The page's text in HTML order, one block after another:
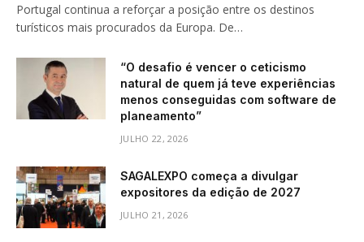
Portugal continua a reforçar a posição entre os destinos
turísticos mais procurados da Europa. De…
“O desafio é vencer o ceticismo
natural de quem já teve experiências
menos conseguidas com software de
planeamento”
JULHO 22, 2026
SAGALEXPO começa a divulgar
expositores da edição de 2027
JULHO 21, 2026